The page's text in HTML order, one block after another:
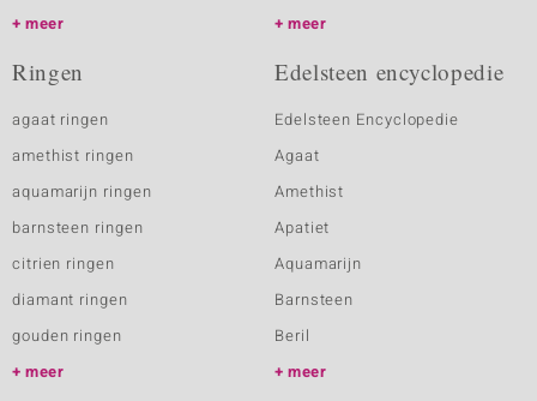
meer
meer
Ringen
agaat ringen
amethist ringen
aquamarijn ringen
barnsteen ringen
citrien ringen
diamant ringen
gouden ringen
meer
Edelsteen encyclopedie
Edelsteen Encyclopedie
Agaat
Amethist
Apatiet
Aquamarijn
Barnsteen
Beril
meer